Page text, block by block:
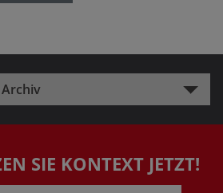
SIE KONTEXT JETZT!